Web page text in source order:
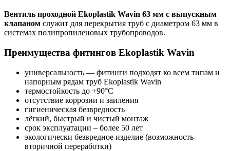
Вентиль проходной Ekoplastik Wavin 63 мм с выпускным
клапаном служит для перекрытия труб с диаметром 63 мм в
системах полипропиленовых трубопроводов.
Преимущества фитингов Ekoplastik Wavin
универсальность — фитинги подходят ко всем типам и
напорным рядам труб Ekoplastik Wavin
термостойкость до +90°C
отсутствие коррозии и заиления
гигиеническая безвредность
лёгкий, быстрый и чистый монтаж
срок эксплуатации – более 50 лет
экологически безвредное изделие (возможность
вторичной переработки)